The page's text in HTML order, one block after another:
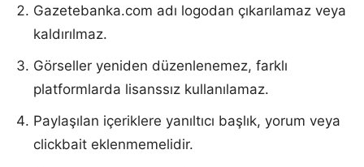
Gazetebanka.com adı logodan çıkarılamaz veya
kaldırılmaz.
Görseller yeniden düzenlenemez, farklı
platformlarda lisanssız kullanılamaz.
Paylaşılan içeriklere yanıltıcı başlık, yorum veya
clickbait eklenmemelidir.